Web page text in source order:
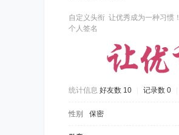
自定义头衔 让优秀成为一种习惯！
个人签名
统计信息 好友数 10 记录数 0
性别 保密